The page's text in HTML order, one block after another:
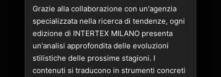
Grazie alla collaborazione con un'agenzia
specializzata nella ricerca di tendenze, ogni
edizione di INTERTEX MILANO presenta
un'analisi approfondita delle evoluzioni
stilistiche delle prossime stagioni. I
contenuti si traducono in strumenti concreti